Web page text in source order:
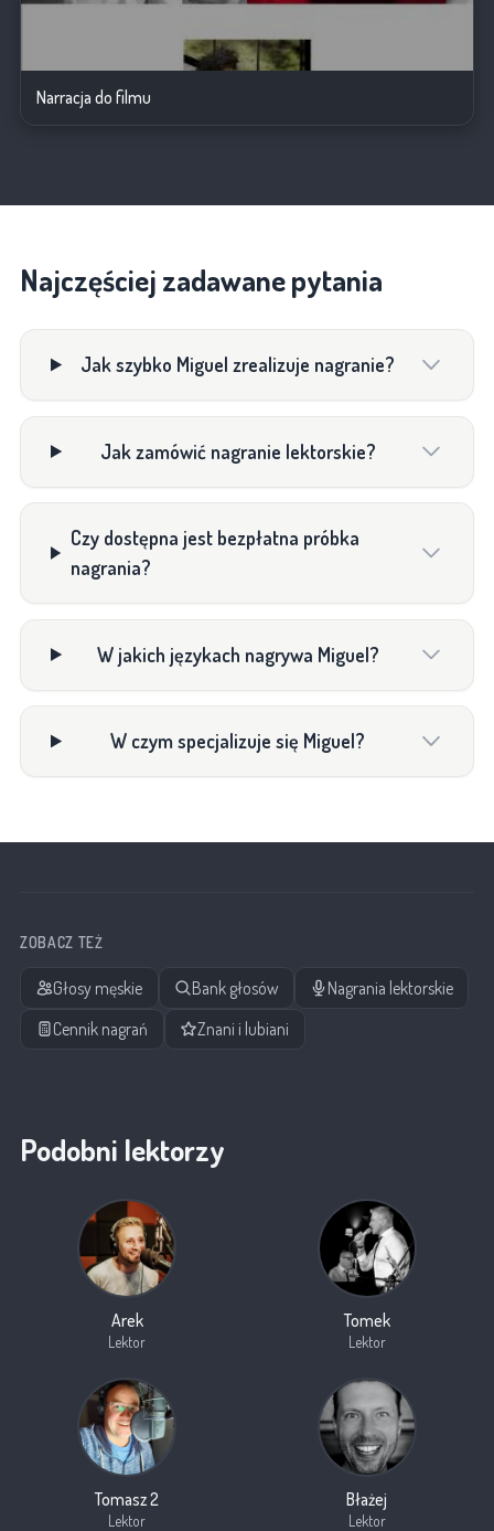
Narracja do filmu
Najczęściej zadawane pytania
Jak szybko Miguel zrealizuje nagranie?
Jak zamówić nagranie lektorskie?
Czy dostępna jest bezpłatna próbka
nagrania?
W jakich językach nagrywa Miguel?
W czym specjalizuje się Miguel?
ZOBACZ TEŻ
Głosy męskie Bank głosów
Nagrania lektorskie
Cennik nagrań
Znani i lubiani
Podobni lektorzy
Arek
Lektor
Tomek
Lektor
Tomasz 2
Lektor
Błażej
Lektor